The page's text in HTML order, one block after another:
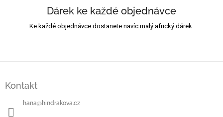
Dárek ke každé objednávce
Ke každé objednávce dostanete navíc malý africký dárek.
Kontakt
hana@hindrakova.cz